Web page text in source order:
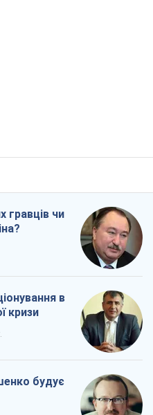
гравців чи
в
кризи
будує